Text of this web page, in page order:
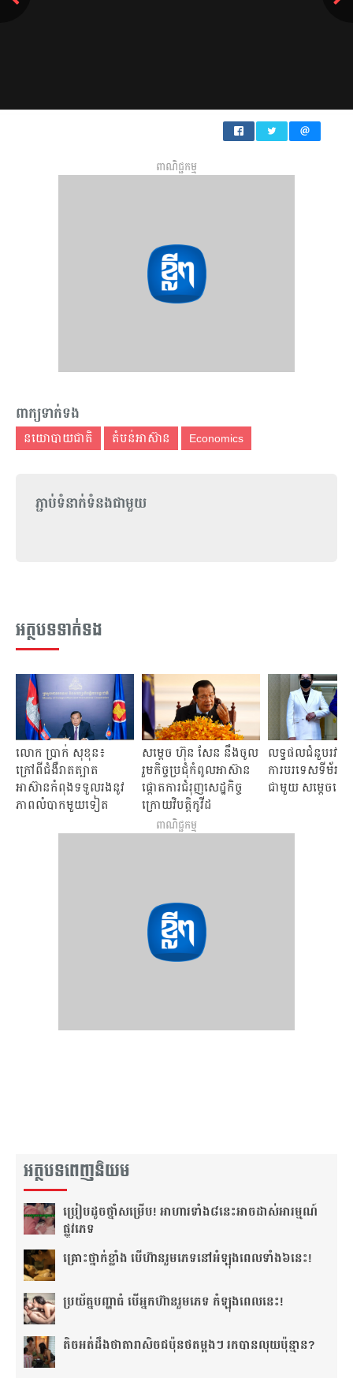
e
ពាណិជ្ជកម្ម
ពាក្យទាក់ទង
នយោបាយជាតិ តំបន់អាស៊ាន Economics
ភ្ជាប់ទំនាក់ទំនងជាមួយ
អត្ថបទទាក់ទង
លោក ប្រាក់ សុខុន៖
ក្រៅពីជំងឺរាតត្បាត
អាស៊ានកំពុង​ទទួលរងនូវ
ភាព​លំបាកមួយទៀត
សម្តេច ហ៊ុន សែន នឹង​ចូល​
រួម​កិច្ចប្រជុំ​កំពូល​អាស៊ាន
ផ្តោតការ​ជំរុញសេដ្ឋកិច្ច​
ក្រោយ​វិបត្តិកូវីដ
លទ្ធផលជំនួបរវាងរ
ការបរទេសទីម័រខ
ជាមួយ សម្តេចតេជ
ពាណិជ្ជកម្ម
អត្ថបទពេញនិយម
ប្រៀប​ដូច​ថ្នាំ​សម្រើប! អាហារ​ទាំង​៨​នេះ​អាច​ដាស់​អារម្មណ៍​
ផ្លូវភេទ
គ្រោះថ្នាក់​ខ្លាំង បើហ៊ាន​រួមភេទ​នៅ​អំឡុង​ពេល​ទាំង៦​នេះ!
ប្រយ័ត្ន​បញ្ហា​ធំ បើ​អ្នក​ហ៊ាន​រួមភេទ កំឡុង​ពេល​នេះ!
តិច​អត់​ដឹង​​ថាតារា​សិច​ជប៉ុន​ថត​ម្ដងៗ រកបាន​លុយ​ប៉ុន្មាន?